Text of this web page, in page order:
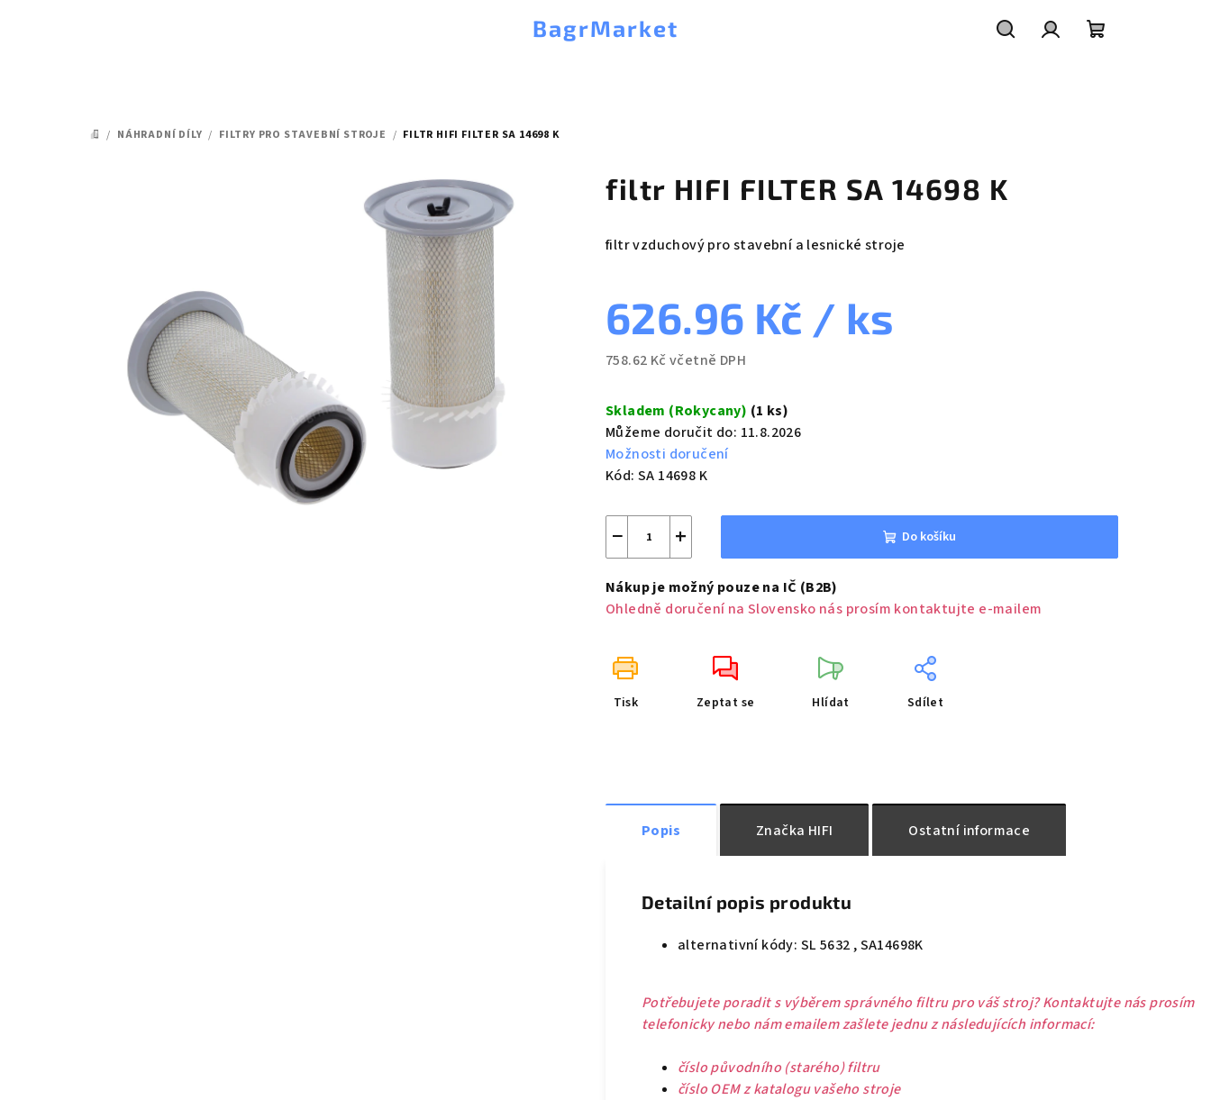
BagrMarket
DOMŮ
/ NÁHRADNÍ DÍLY / FILTRY PRO STAVEBNÍ STROJE / FILTR HIFI FILTER SA 14698 K
filtr HIFI FILTER SA 14698 K
filtr vzduchový pro stavební a lesnické stroje
626.96 Kč / ks
758.62 Kč včetně DPH
cena:
Skladem (Rokycany) (1 ks)
Můžeme doručit do: 11.8.2026
Možnosti doručení
Kód: SA 14698 K
+
− Do košíku
Nákup je možný pouze na IČ (B2B)
Ohledně doručení na Slovensko nás prosím kontaktujte e-mailem
Tisk Zeptat se Hlídat Sdílet
Popis Značka HIFI Ostatní informace
Detailní popis produktu
alternativní kódy: SL 5632 , SA14698K
Potřebujete poradit s výběrem správného filtru pro váš stroj? Kontaktujte nás prosím
telefonicky nebo nám emailem zašlete jednu z následujících informací:
číslo původního (starého) filtru
číslo OEM z katalogu vašeho stroje